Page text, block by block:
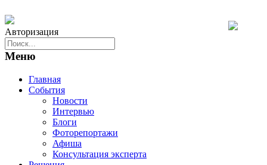
Авторизация
Меню
Главная
События
Новости
Интервью
Блоги
Фоторепортажи
Афиша
Консультация эксперта